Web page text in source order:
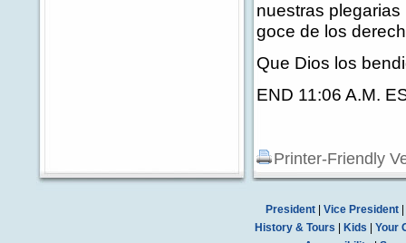
nuestras
goce de los
Que Dios los
END 11:06 A.M.
Printer-Friendly
President| Vice President|
History & Tours
Kids
Your